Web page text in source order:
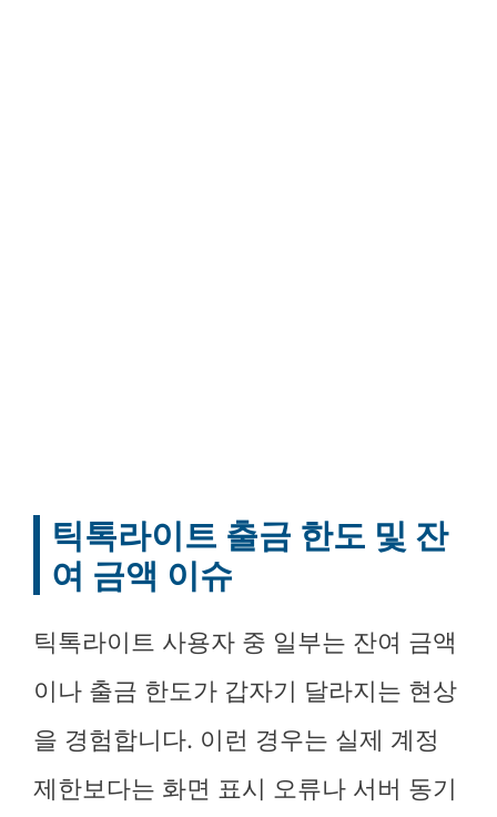
틱톡라이트 출금 한도 및 잔
여 금액 이슈
틱톡라이트 사용자 중 일부는 잔여 금액
이나 출금 한도가 갑자기 달라지는 현상
을 경험합니다. 이런 경우는 실제 계정
제한보다는 화면 표시 오류나 서버 동기